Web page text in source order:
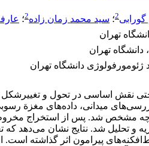
گورابی2؛ سید محمد زمان زاده2؛
تهران
دانشگاه تهران
دانشگاه تهران
نقش اساسی در تحول و
میدانی، داده‌های مغزة
مشخص شد. پس از استخراج
و تحلیل شد. نتایج نشان می‌دهد
پیرامون اثر گذاشته است.